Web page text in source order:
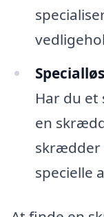
Har du
en
skrædder
specielle